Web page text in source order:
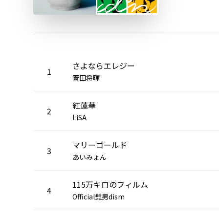
1 さよならエレジー
菅田将暉
2 紅蓮華
LiSA
3 マリーゴールド
あいみょん
4 115万キロのフィルム
Official髭男dism